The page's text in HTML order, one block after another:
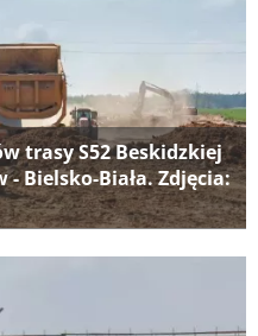
trasy S52 Beskidzkiej
Bielsko-Biała. Zdjęcia: